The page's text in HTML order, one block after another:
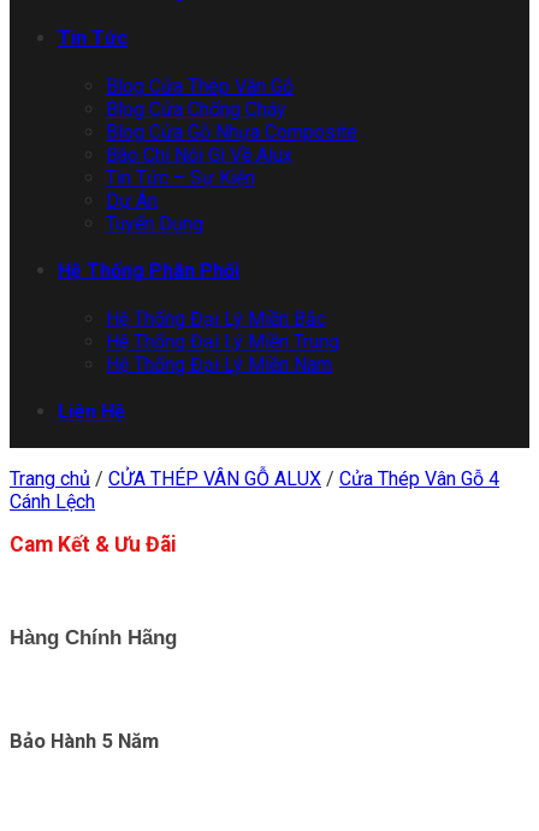
Tin Tức
Blog Cửa Thép Vân Gỗ
Blog Cửa Chống Cháy
Blog Cửa Gỗ Nhựa Composite
Báo Chí Nói Gì Về Alux
Tin Tức – Sự Kiện
Dự Án
Tuyển Dụng
Hệ Thống Phân Phối
Hệ Thống Đại Lý Miền Bắc
Hệ Thống Đại Lý Miền Trung
Hệ Thống Đại Lý Miền Nam
Liên Hệ
Trang chủ / CỬA THÉP VÂN GỖ ALUX / Cửa Thép Vân Gỗ 4
Cánh Lệch
Cam Kết & Ưu Đãi
Hàng Chính Hãng
Bảo Hành 5 Năm